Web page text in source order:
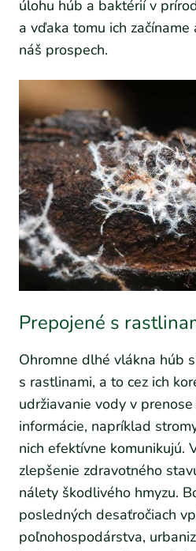
úlohu húb a baktérií v
a vďaka tomu ich
náš prospech.
Prepojené s
Ohromne dlhé vlákna húb
s rastlinami, a to cez ich
udržiavanie vody v
informácie, napríklad
nich efektívne komunikujú.
zlepšenie zdravotného
nálety škodlivého hmyzu.
posledných desaťročiach
poľnohospodárstva,